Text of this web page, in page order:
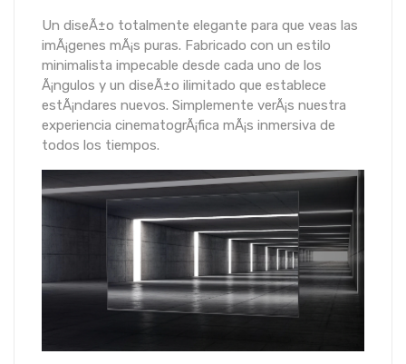
Un diseÃ±o totalmente elegante para que veas las
imÃ¡genes mÃ¡s puras. Fabricado con un estilo
minimalista impecable desde cada uno de los
Ã¡ngulos y un diseÃ±o ilimitado que establece
estÃ¡ndares nuevos. Simplemente verÃ¡s nuestra
experiencia cinematogrÃ¡fica mÃ¡s inmersiva de
todos los tiempos.